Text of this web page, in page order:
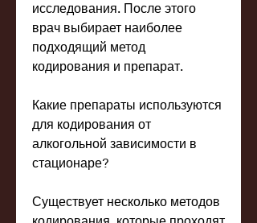
исследования. После этого
врач выбирает наиболее
подходящий метод
кодирования и препарат.
Какие препараты используются
для кодирования от
алкогольной зависимости в
стационаре?
Существует несколько методов